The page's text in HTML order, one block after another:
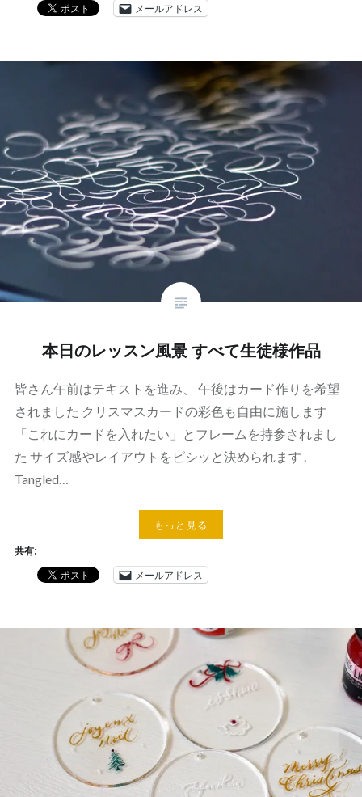
メールアドレス
本日のレッスン風景 すべて生徒様作品
皆さん午前はテキストを進み、 午後はカード作りを希望
されました クリスマスカードの彩色も自由に施します
「これにカードを入れたい」とフレームを持参されまし
た サイズ感やレイアウトをピシッと決められます .
Tangled…
もっと見る
共有:
メールアドレス